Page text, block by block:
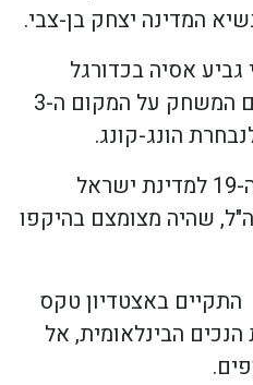
המדינה יצחק בן-צבי.
אסיה בכדורגל
התקיימו באצטדיון, ביניהם המשחק על המקום ה-3
הונג-קונג.
ביום העצמאות ה-19 למדינת ישראל
שהיה מצומצם בהיקפו
באצטדיון טקס
הבינלאומית, אל